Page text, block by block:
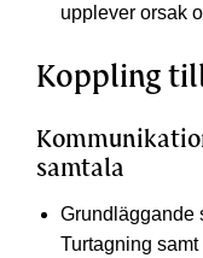
upplever orsak
Koppling
samtala
Grundläggande
Turtagning